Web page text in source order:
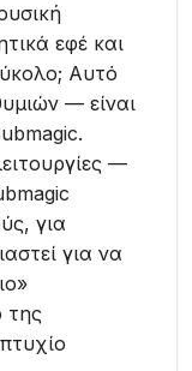
εφέ και
Αυτό
— είναι
—
για
για να
της